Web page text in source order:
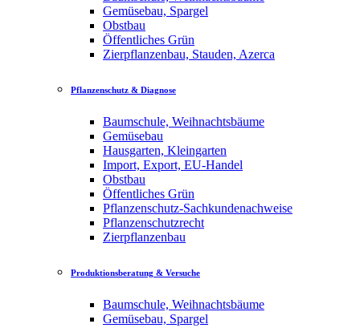
Gemüsebau, Spargel
Obstbau
Öffentliches Grün
Zierpflanzenbau, Stauden, Azerca
Pflanzenschutz & Diagnose
Baumschule, Weihnachtsbäume
Gemüsebau
Hausgarten, Kleingarten
Import, Export, EU-Handel
Obstbau
Öffentliches Grün
Pflanzenschutz-Sachkundenachweise
Pflanzenschutzrecht
Zierpflanzenbau
Produktionsberatung & Versuche
Baumschule, Weihnachtsbäume
Gemüsebau, Spargel